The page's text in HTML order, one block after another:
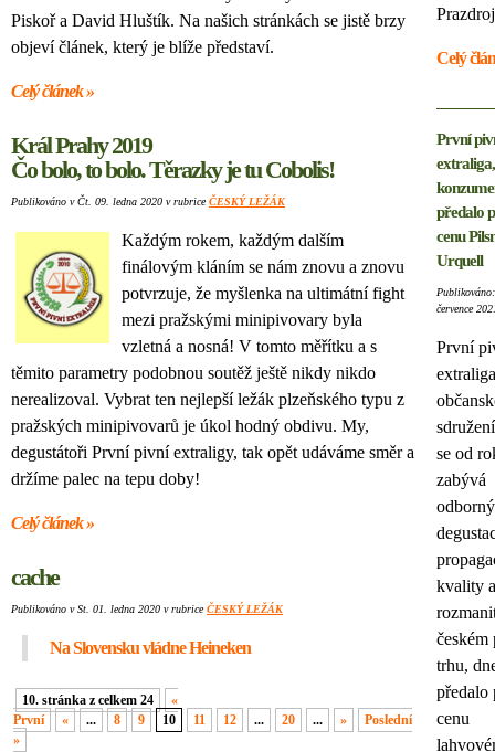
Piskoř a David Hluštík. Na našich stránkách se jistě brzy
objeví článek, který je blíže představí.
Celý článek »
Král Prahy 2019
Čo bolo, to bolo. Těrazky je tu Cobolis!
Publikováno v Čt. 09. ledna 2020 v rubriceČESKÝ LEŽÁK
Každým rokem, každým dalším
finálovým kláním se nám znovu a znovu
potvrzuje, že myšlenka na ultimátní fight
mezi pražskými minipivovary byla
vzletná a nosná! V tomto měřítku a s
těmito parametry podobnou soutěž ještě nikdy nikdo
nerealizoval. Vybrat ten nejlepší ležák plzeňského typu z
pražských minipivovarů je úkol hodný obdivu. My,
degustátoři První pivní extraligy, tak opět udáváme směr a
držíme palec na tepu doby!
Celý článek »
cache
Publikováno v St. 01. ledna 2020 v rubriceČESKÝ LEŽÁK
Na Slovensku vládne Heineken
10. stránka z celkem 24
«
První
« ... 8 9 10 11 12 ... 20 ... »
Poslední
»
Celý
První
předalo
cenu
Urquell
července
První
se od
zabývá
kvality a
trhu,
předalo
cenu